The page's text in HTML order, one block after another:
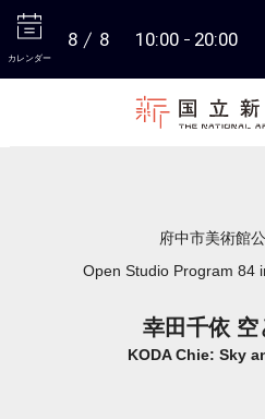
カレンダー
8 8 10:00 20:00
府中市美術館
Open Studio Program 84
幸田千依 空
KODA Chie: Sky